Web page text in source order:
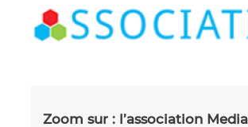
Zoom sur : l’association